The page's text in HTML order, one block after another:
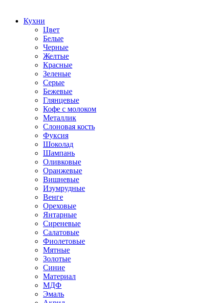
Кухни
Цвет
Белые
Черные
Желтые
Красные
Зеленые
Серые
Бежевые
Глянцевые
Кофе с молоком
Металлик
Слоновая кость
Фуксия
Шоколад
Шампань
Оливковые
Оранжевые
Вишневые
Изумрудные
Венге
Ореховые
Янтарные
Сиреневые
Салатовые
Фиолетовые
Мятные
Золотые
Синие
Материал
МДФ
Эмаль